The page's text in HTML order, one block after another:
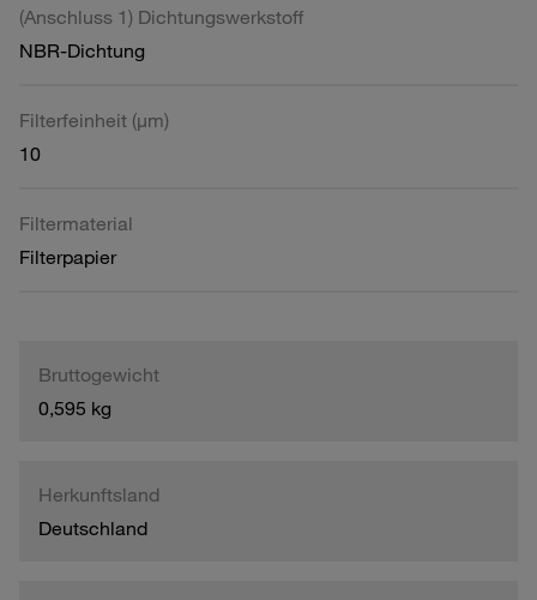
(Anschluss 1) Dichtungswerkstoff
NBR-Dichtung
Filterfeinheit (µm)
10
Filtermaterial
Filterpapier
Bruttogewicht
0,595 kg
Herkunftsland
Deutschland